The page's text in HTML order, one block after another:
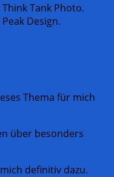
Tank Photo.
Design.
Thema für mich
über besonders
definitiv dazu.